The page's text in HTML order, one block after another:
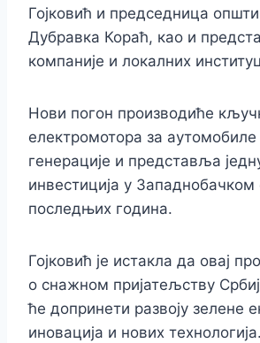
Гојковић и председница
Дубравка Кораћ, као и
компаније и локалних
Нови погон производиће
електромотора за аутомобиле
генерације и представља
инвестиција у Западнобачком
последњих година.
Гојковић је истакла да овај
о снажном пријатељству
ће допринети развоју зелене
иновација и нових технологија.